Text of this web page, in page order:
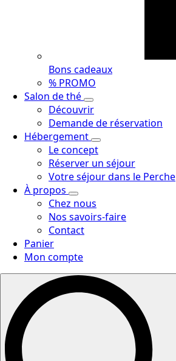
Bons cadeaux
% PROMO
Salon de thé
Découvrir
Demande de réservation
Hébergement
Le concept
Réserver un séjour
Votre séjour dans le Perche
À propos
Chez nous
Nos savoirs-faire
Contact
Panier
Mon compte